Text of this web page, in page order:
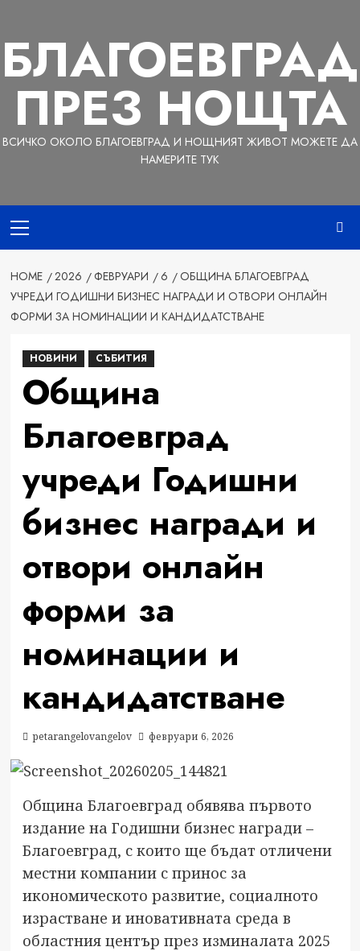
content
БЛАГОЕВГРАД
ПРЕЗ НОЩТА
ВСИЧКО ОКОЛО БЛАГОЕВГРАД И НОЩНИЯТ ЖИВОТ МОЖЕТЕ ДА
НАМЕРИТЕ ТУК
Menu
HOME 2026 ФЕВРУАРИ 6
ОБЩИНА БЛАГОЕВГРАД
УЧРЕДИ ГОДИШНИ БИЗНЕС НАГРАДИ И ОТВОРИ ОНЛАЙН
ФОРМИ ЗА НОМИНАЦИИ И КАНДИДАТСТВАНЕ
НОВИНИ СЪБИТИЯ
Община
Благоевград
учреди Годишни
бизнес награди и
отвори онлайн
форми за
номинации и
кандидатстване
petarangelovangelov февруари 6, 2026
Община Благоевград обявява първото
издание на Годишни бизнес награди –
Благоевград, с които ще бъдат отличени
местни компании с принос за
икономическото развитие, социалното
израстване и иновативната среда в
областния център през изминалата 2025